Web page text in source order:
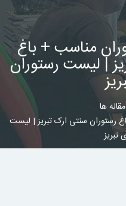
مناسب + باغ
| لیست رستوران
مقاله ها
رستوران سنتی ارک تبریز | لیست
تبریز